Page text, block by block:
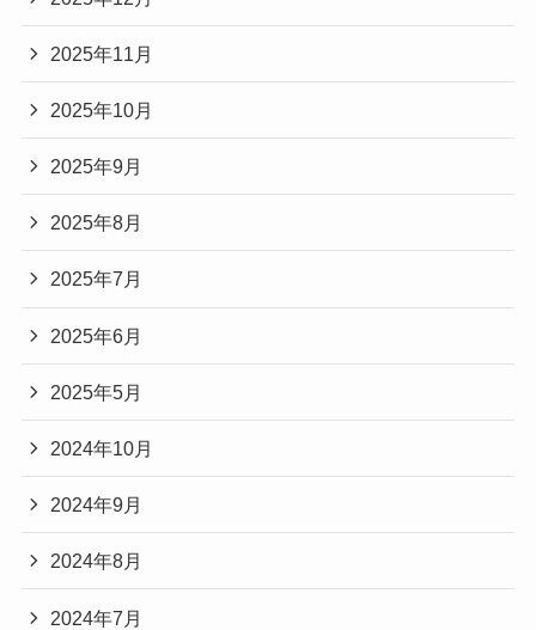
2025年11月
2025年10月
2025年9月
2025年8月
2025年7月
2025年6月
2025年5月
2024年10月
2024年9月
2024年8月
2024年7月